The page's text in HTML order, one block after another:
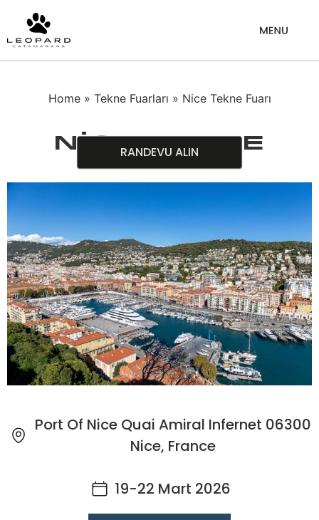
Home» Tekne Fuarları » Nice Tekne Fuarı
Nice Tekne
Fuarı
RANDEVU ALIN
Port Of Nice Quai Amiral Infernet 06300
Nice, France
19-22 Mart 2026